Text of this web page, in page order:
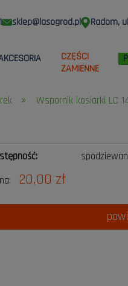
sklep@lasogrod.pl Radom,
CZĘŚCI
ZAMIENNE
» Wspornik kosiarki LC
20,00 zł